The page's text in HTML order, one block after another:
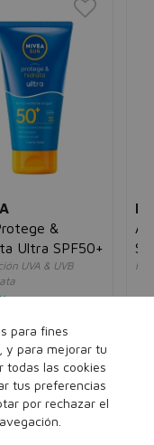
&
Ultra SPF50+
UVA & UVB
150 ml
a la cesta
para fines
y para mejorar tu
todas las cookies
tus preferencias
por rechazar el